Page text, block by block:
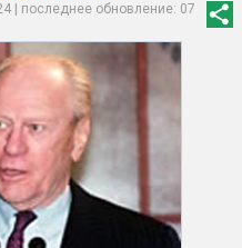
| последнее обновление: 07